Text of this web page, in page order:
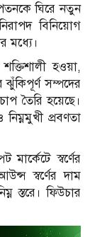
ঘিরে নতুন
বিনিয়োগ
মধ্যে।
হওয়া,
ঝুঁকিপূর্ণ সম্পদের
তৈরি হয়েছে।
প্রবণতা
স্বর্ণের
স্বর্ণের দাম
স্তরে। ফিউচার